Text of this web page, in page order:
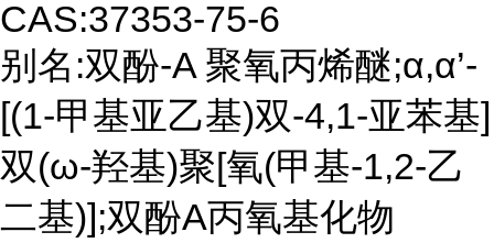
CAS:37353-75-6
别名:双酚-A 聚氧丙烯醚;α,α’-
[(1-甲基亚乙基)双-4,1-亚苯基]
双(ω-羟基)聚[氧(甲基-1,2-乙
二基)];双酚A丙氧基化物